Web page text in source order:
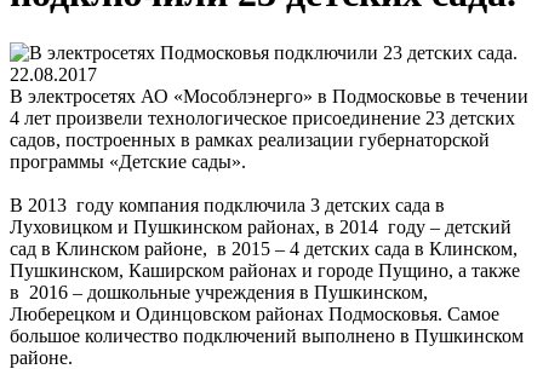
22.08.2017
В электросетях АО «Мособлэнерго» в Подмосковье в течении
4 лет произвели технологическое присоединение 23 детских
садов, построенных в рамках реализации губернаторской
программы «Детские сады».
В 2013 году компания подключила 3 детских сада в
Луховицком и Пушкинском районах, в 2014 году – детский
сад в Клинском районе, в 2015 – 4 детских сада в Клинском,
Пушкинском, Каширском районах и городе Пущино, а также
в 2016 – дошкольные учреждения в Пушкинском,
Люберецком и Одинцовском районах Подмосковья. Самое
большое количество подключений выполнено в Пушкинском
районе.